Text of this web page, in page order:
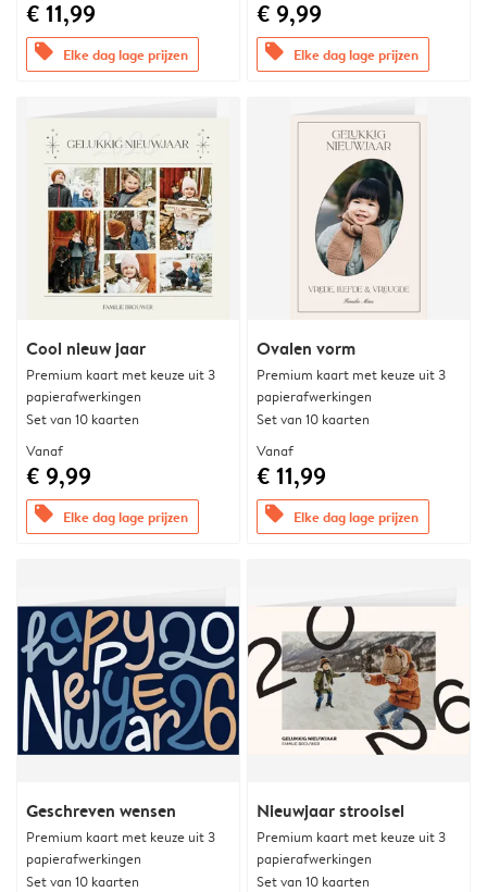
€ 11,99
offers Elke dag lage prijzen
€ 9,99
offers Elke dag lage prijzen
Cool nieuw jaar
Premium kaart met keuze uit 3
papierafwerkingen
Set van 10 kaarten
Vanaf
€ 9,99
offers Elke dag lage prijzen
Ovalen vorm
Premium kaart met keuze uit 3
papierafwerkingen
Set van 10 kaarten
Vanaf
€ 11,99
offers Elke dag lage prijzen
Geschreven wensen
Premium kaart met keuze uit 3
papierafwerkingen
Set van 10 kaarten
Nieuwjaar strooisel
Premium kaart met keuze uit 3
papierafwerkingen
Set van 10 kaarten